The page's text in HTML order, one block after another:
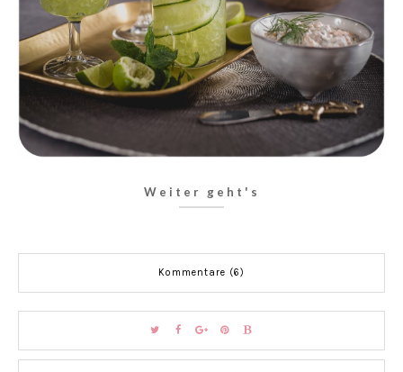
Weiter geht's
Kommentare (6)